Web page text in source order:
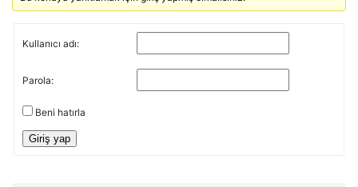
Kullanıcı adı:
Parola:
Beni hatırla
Giriş yap